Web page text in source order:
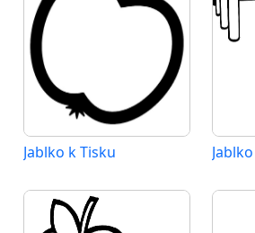
Jablko k Tisku